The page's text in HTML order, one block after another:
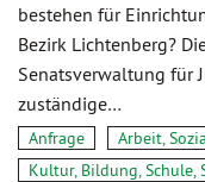
bestehen für
Bezirk Lichtenberg?
Senatsverwaltung für
zuständige…
Anfrage
Arbeit,
Kultur, Bildung, Schule,